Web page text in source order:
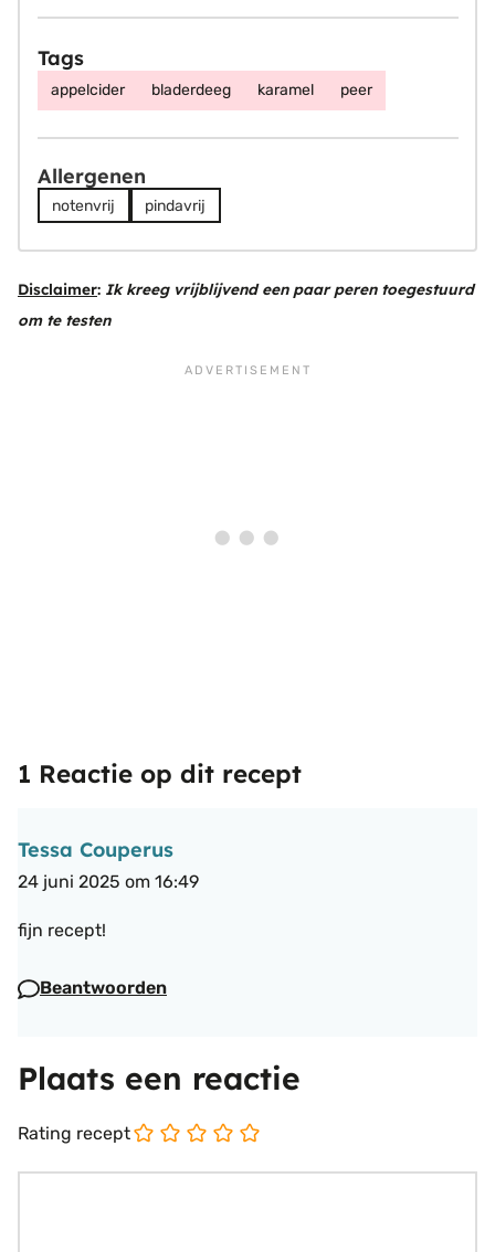
Tags
appelcider bladerdeeg karamel peer
Allergenen
notenvrij pindavrij
Disclaimer: Ik kreeg vrijblijvend een paar peren toegestuurd
om te testen
1 Reactie op dit recept
Tessa Couperus
24 juni 2025 om 16:49
fijn recept!
Beantwoorden
Plaats een reactie
Rating recept